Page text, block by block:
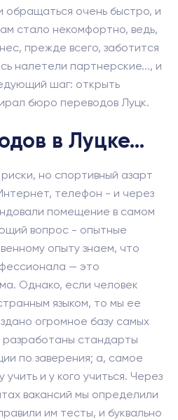
обращаться очень быстро, и
стало некомфортно, ведь,
прежде всего, заботится
налетели партнерские..., и
шаг: открыть
бюро переводов Луцк.
в Луцке…
но спортивный азарт
телефон - и через
помещение в самом
вопрос - опытные
опыту знаем, что
— это
Однако, если человек
языком, то мы ее
огромное базу самых
разработаны стандарты
по заверения; а, самое
учить и у кого учиться. Через
вакансий мы определили
им тесты, и буквально